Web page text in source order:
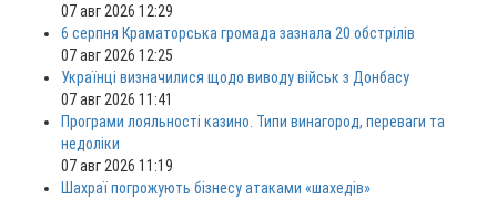
07 авг 2026 12:29
6 серпня Краматорська громада зазнала 20 обстрілів
07 авг 2026 12:25
Українці визначилися щодо виводу військ з Донбасу
07 авг 2026 11:41
Програми лояльності казино. Типи винагород, переваги та
недоліки
07 авг 2026 11:19
Шахраї погрожують бізнесу атаками «шахедів»